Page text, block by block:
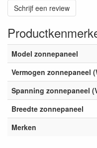
Schrijf een review
Model zonnepaneel
Vermogen zonnepaneel
Spanning zonnepaneel
Breedte zonnepaneel
Merken